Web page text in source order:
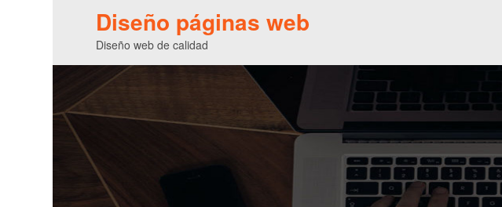
Diseño páginas web
Diseño web de calidad